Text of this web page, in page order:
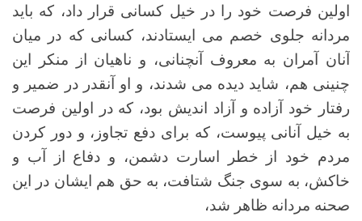
اولین فرصت خود را در خیل کسانی قرار داد، که باید
مردانه جلوی خصم می ایستادند، کسانی که در میان
آنان آمران به معروف آنچنانی، و ناهیان از منکر این
چنینی هم، شاید دیده می شدند، و او آنقدر در ضمیر و
رفتار خود آزاده و آزاد اندیش بود، که در اولین فرصت
به خیل آنانی پیوست، که برای دفع تجاوز، و دور کردن
مردم خود از خطر اسارت دشمن، و دفاع از آب و
خاکش، به سوی جنگ شتافت، به حق هم ایشان در این
صحنه مردانه ظاهر شد،